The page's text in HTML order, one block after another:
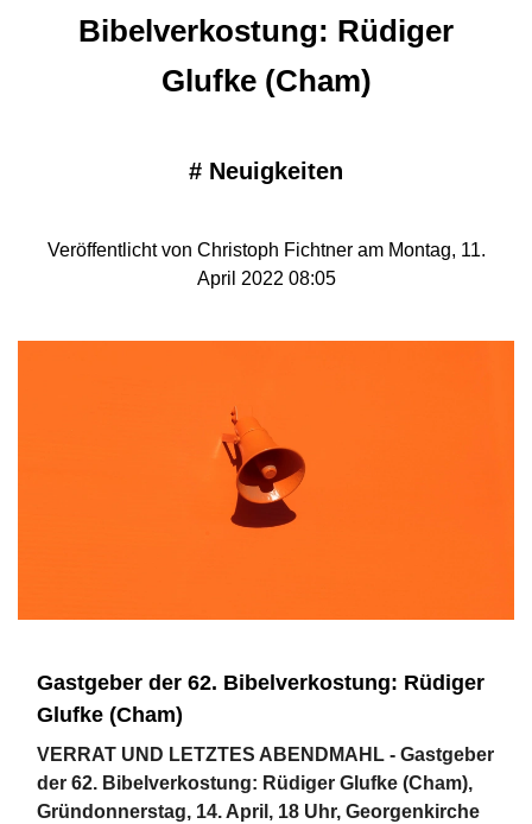
Bibelverkostung: Rüdiger
Glufke (Cham)
# Neuigkeiten
Veröffentlicht von Christoph Fichtner am Montag, 11.
April 2022 08:05
Gastgeber der 62. Bibelverkostung: Rüdiger
Glufke (Cham)
VERRAT UND LETZTES ABENDMAHL - Gastgeber
der 62. Bibelverkostung: Rüdiger Glufke (Cham),
Gründonnerstag, 14. April, 18 Uhr, Georgenkirche